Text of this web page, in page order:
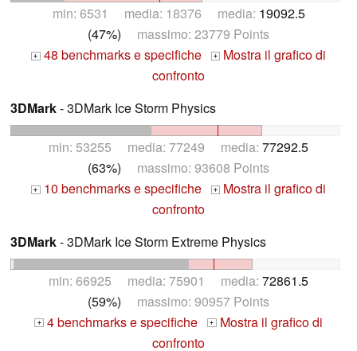
min: 6531 media: 18376 media: 19092.5
(47%) massimo: 23779 Points
+ 48 benchmarks e specifiche +
Mostra il grafico di
confronto
3DMark- 3DMark Ice Storm Physics
min: 53255 media: 77249 media: 77292.5
(63%) massimo: 93608 Points
+ 10 benchmarks e specifiche +
Mostra il grafico di
confronto
3DMark- 3DMark Ice Storm Extreme Physics
min: 66925 media: 75901 media: 72861.5
(59%) massimo: 90957 Points
+ 4 benchmarks e specifiche + Mostra il grafico di
confronto